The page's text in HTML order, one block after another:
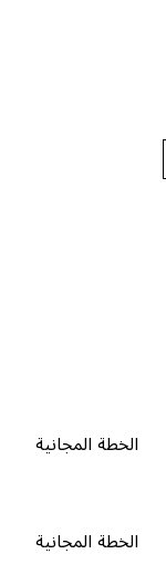
الخطة المجانية
الخطة المجانية